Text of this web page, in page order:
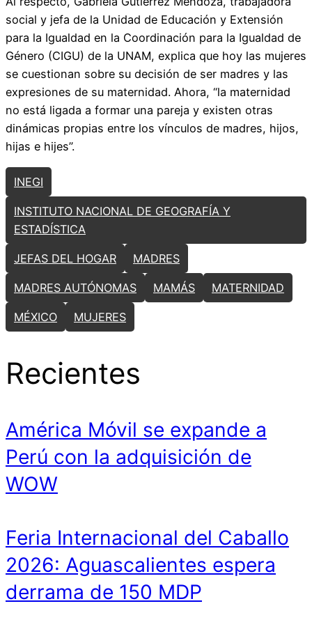
social y jefa de la Unidad de Educación y Extensión
para la Igualdad en la Coordinación para la Igualdad de
Género (CIGU) de la UNAM, explica que hoy las mujeres
se cuestionan sobre su decisión de ser madres y las
expresiones de su maternidad. Ahora, “la maternidad
no está ligada a formar una pareja y existen otras
dinámicas propias entre los vínculos de madres, hijos,
hijas e hijes”.
INEGI
INSTITUTO NACIONAL DE GEOGRAFÍA Y
ESTADÍSTICA
JEFAS DEL HOGAR MADRES
MADRES AUTÓNOMAS MAMÁS MATERNIDAD
MÉXICO MUJERES
Recientes
América Móvil se expande a
Perú con la adquisición de
WOW
Feria Internacional del Caballo
2026: Aguascalientes espera
derrama de 150 MDP